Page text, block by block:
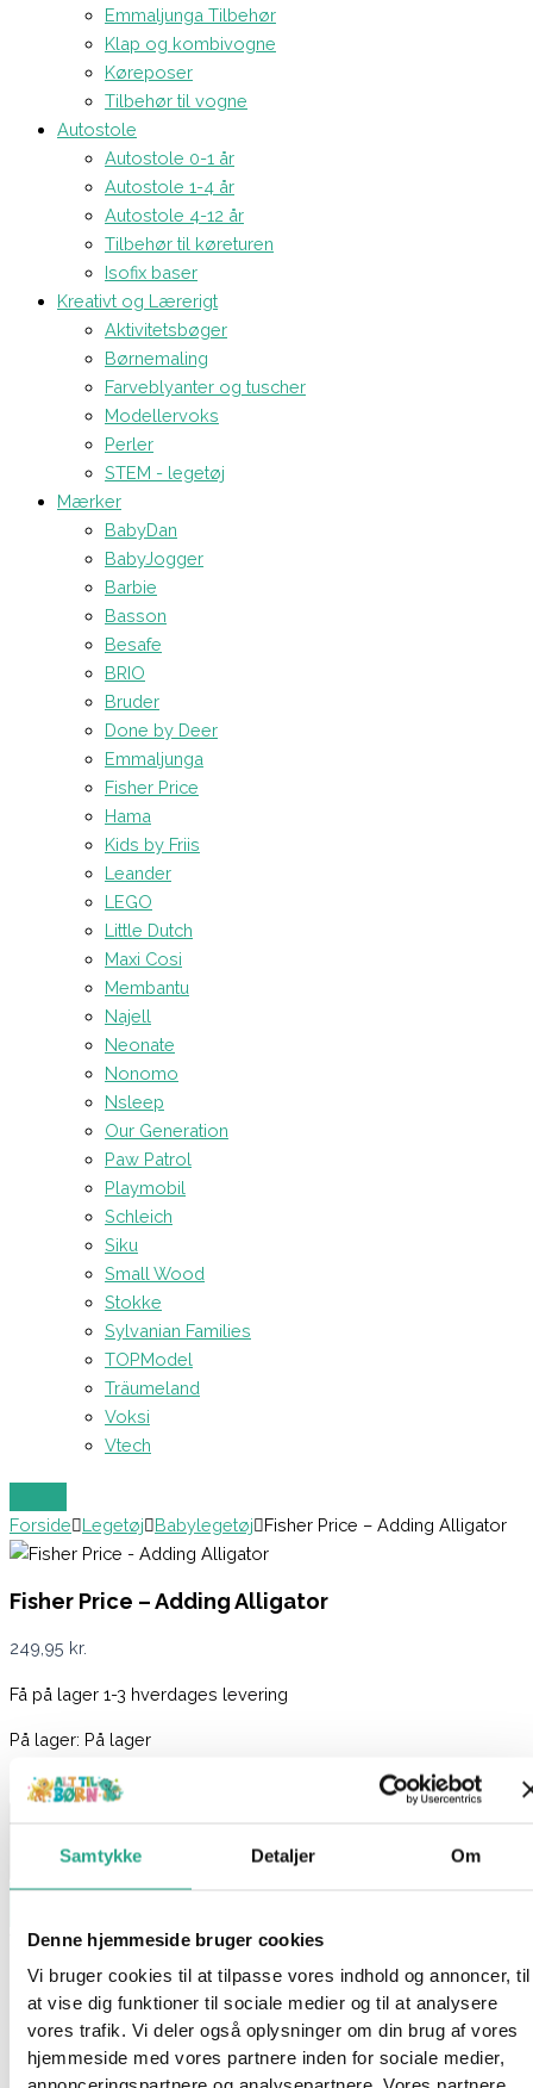
Samtykke Detaljer Om
Denne hjemmeside bruger cookies
Vi bruger cookies til at tilpasse vores indhold og annoncer, til
at vise dig funktioner til sociale medier og til at analysere
vores trafik. Vi deler også oplysninger om din brug af vores
hjemmeside med vores partnere inden for sociale medier,
Emmaljunga Tilbehør
Klap og kombivogne
Køreposer
Tilbehør til vogne
Autostole
Autostole 0-1 år
Autostole 1-4 år
Autostole 4-12 år
Tilbehør til køreturen
Isofix baser
Kreativt og Lærerigt
Aktivitetsbøger
Børnemaling
Farveblyanter og tuscher
Modellervoks
Perler
STEM - legetøj
Mærker
BabyDan
BabyJogger
Barbie
Basson
Besafe
BRIO
Bruder
Done by Deer
Emmaljunga
Fisher Price
Hama
Kids by Friis
Leander
LEGO
Little Dutch
Maxi Cosi
Membantu
Najell
Neonate
Nonomo
Nsleep
Our Generation
Paw Patrol
Playmobil
Schleich
Siku
Small Wood
Stokke
Sylvanian Families
TOPModel
Träumeland
Voksi
Vtech
Forside Legetøj Babylegetøj Fisher Price – Adding Alligator
Fisher Price – Adding Alligator
249,95 kr.
Få på lager 1-3 hverdages levering
På lager: På lager
Fisher Price - Adding Alligator antal
Varenummer9856285 Kategorier Babylegetøj
Beskrivelse
Spørg om produktet
En lærerig og sjov tælle? og staballegetøj udformet som en